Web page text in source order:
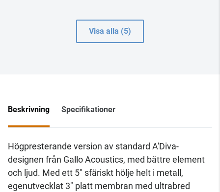
Visa alla (5)
Beskrivning Specifikationer
Högpresterande version av standard A'Diva-
designen från Gallo Acoustics, med bättre element
och ljud. Med ett 5" sfäriskt hölje helt i metall,
egenutvecklat 3" platt membran med ultrabred